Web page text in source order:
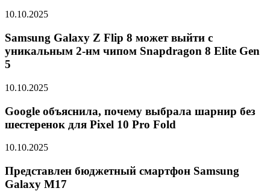
10.10.2025
Samsung Galaxy Z Flip 8 может выйти с
уникальным 2-нм чипом Snapdragon 8 Elite Gen
5
10.10.2025
Google объяснила, почему выбрала шарнир без
шестеренок для Pixel 10 Pro Fold
10.10.2025
Представлен бюджетный смартфон Samsung
Galaxy M17